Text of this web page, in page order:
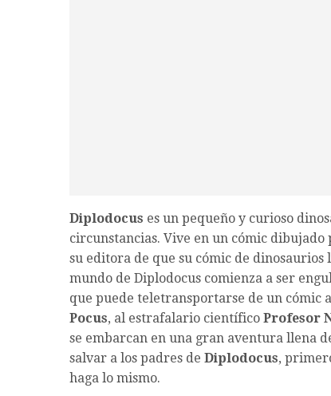
Diplodocus es un pequeño y curioso
circunstancias. Vive en un cómic
su editora de que su cómic de dinosaurios
mundo de Diplodocus comienza a ser
que puede teletransportarse de un cómic
Pocus, al estrafalario científico Profesor
se embarcan en una gran aventura llena
salvar a los padres de Diplodocus,
haga lo mismo.